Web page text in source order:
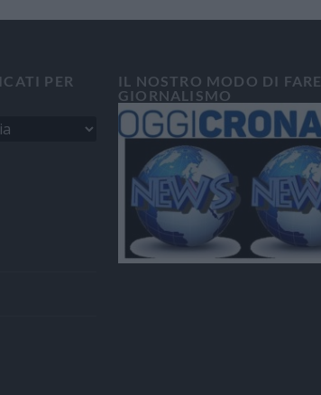
PER
IL NOSTRO MODO DI FARE
GIORNALISMO